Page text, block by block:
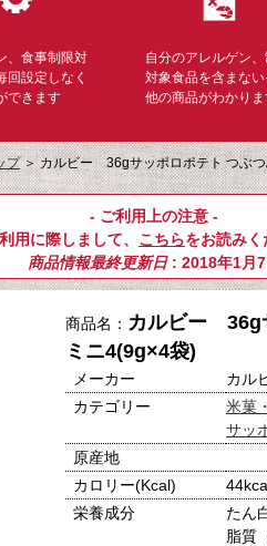
、食事制限対
回設定しなく
できます
自分のアレルゲン、
対象食品を含まな
他の商品がわかり
プ＞カルビー 36gサッポロポテト つぶ
- ご利用上の注意 -
用に際しまして、 こちらをお読みく
商品情報最終更新日: 2018年1月7
商品名： カルビー 36g
ミニ4(9g×4袋)
メーカー
カル
カテゴリー
米菓
サッ
原産地
カロリー(Kcal)
栄養成分
たん
脂質